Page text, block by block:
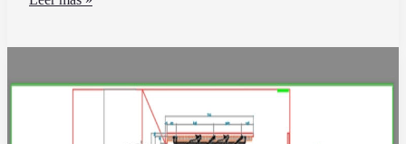
la
tola